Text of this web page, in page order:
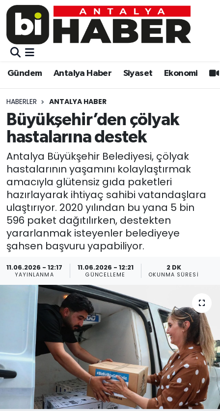
Gündem Antalya Haber Siyaset Ekonomi
HABERLER ANTALYA HABER
Büyükşehir’den çölyak
hastalarına destek
Antalya Büyükşehir Belediyesi, çölyak
hastalarının yaşamını kolaylaştırmak
amacıyla glütensiz gıda paketleri
hazırlayarak ihtiyaç sahibi vatandaşlara
ulaştırıyor. 2020 yılından bu yana 5 bin
596 paket dağıtılırken, destekten
yararlanmak isteyenler belediyeye
şahsen başvuru yapabiliyor.
11.06.2026 - 12:17
YAYINLANMA
11.06.2026 - 12:21
GÜNCELLEME
2 DK
OKUNMA SÜRESI
Gündem
Siyaset
Ekonomi
Video
Eğitim
Kültür-sanat
Sağlık
Spor
Teknoloji
Resmi İlanlar
Gündem
Siyaset
Eğitim
Ekonomi
Kültür-sanat
Sağlık
Spor
Teknoloji
Yaşam
Künye
Gizlilik Sözleşmesi
İletişim
Muratpaşa Nöbetçi Eczaneler
Muratpaşa Trafik Yoğunluk Haritası
Süper Lig Puan Durumu ve Fikstür
Tüm Manşetler
Son Dakika Haberleri
Haber Arşivi